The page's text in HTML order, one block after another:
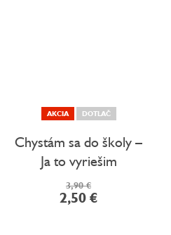
AKCIA DOTLAČ
Chystám sa do školy –
Ja to vyriešim
3,90 €
2,50 €